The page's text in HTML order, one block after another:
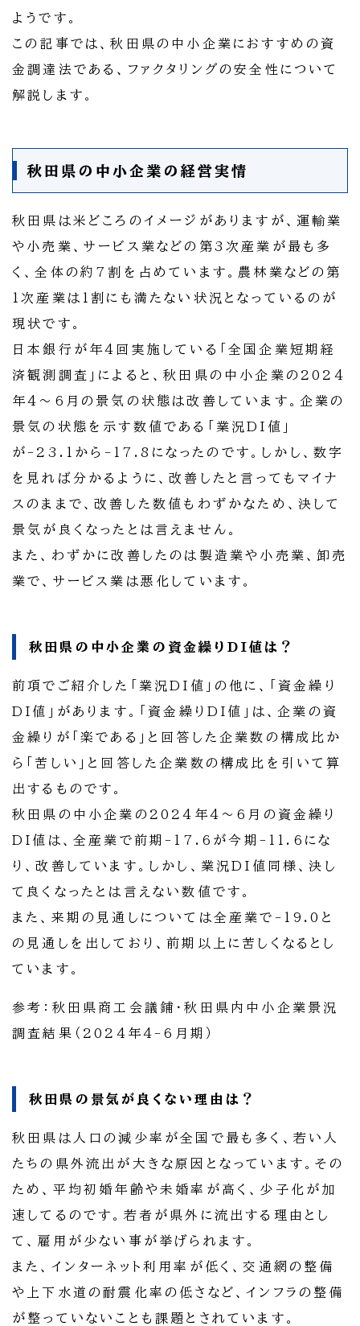
ようです。
この記事では、秋田県の中小企業におすすめの資
金調達法である、ファクタリングの安全性について
解説します。
秋田県の中小企業の経営実情
秋田県は米どころのイメージがありますが、運輸業
や小売業、サービス業などの第3次産業が最も多
く、全体の約7割を占めています。農林業などの第
1次産業は1割にも満たない状況となっているのが
現状です。
日本銀行が年4回実施している「全国企業短期経
済観測調査」によると、秋田県の中小企業の2024
年4～6月の景気の状態は改善しています。企業の
景気の状態を示す数値である「業況DI値」
が-23.1から-17.8になったのです。しかし、数字
を見れば分かるように、改善したと言ってもマイナ
スのままで、改善した数値もわずかなため、決して
景気が良くなったとは言えません。
また、わずかに改善したのは製造業や小売業、卸売
業で、サービス業は悪化しています。
秋田県の中小企業の資金繰りDI値は？
前項でご紹介した「業況DI値」の他に、「資金繰り
DI値」があります。「資金繰りDI値」は、企業の資
金繰りが「楽である」と回答した企業数の構成比か
ら「苦しい」と回答した企業数の構成比を引いて算
出するものです。
秋田県の中小企業の2024年4～6月の資金繰り
DI値は、全産業で前期-17.6が今期-11.6にな
り、改善しています。しかし、業況DI値同様、決し
て良くなったとは言えない数値です。
また、来期の見通しについては全産業で-19.0と
の見通しを出しており、前期以上に苦しくなるとし
ています。
参考：秋田県商工会議鋪・秋田県内中小企業景況
調査結果（2024年4-6月期）
秋田県の景気が良くない理由は？
秋田県は人口の減少率が全国で最も多く、若い人
たちの県外流出が大きな原因となっています。その
ため、平均初婚年齢や未婚率が高く、少子化が加
速してるのです。若者が県外に流出する理由とし
て、雇用が少ない事が挙げられます。
また、インターネット利用率が低く、交通網の整備
や上下水道の耐震化率の低さなど、インフラの整備
が整っていないことも課題とされています。